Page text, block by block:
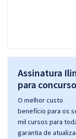
Assinatura
para
O melhor custo
benefício para os
mil cursos para
garantia de